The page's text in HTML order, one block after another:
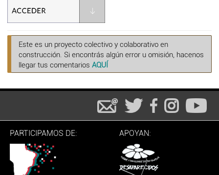
Este es un proyecto colectivo y colaborativo en
construcción. Si encontrás algún error u omisión, hacenos
llegar tus comentarios AQUÍ
PARTICIPAMOS DE: APOYAN: